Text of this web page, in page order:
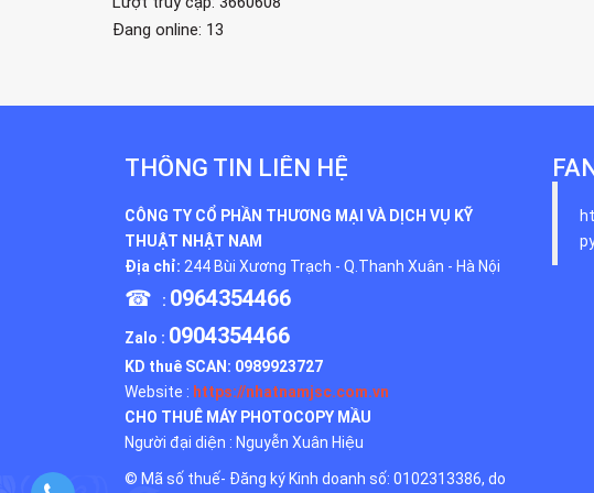
Đang online: 13
THÔNG TIN LIÊN HỆ
CÔNG TY CỔ PHẦN THƯƠNG MẠI VÀ DỊCH VỤ KỸ
THUẬT NHẬT NAM
Địa chỉ: 244 Bùi Xương Trạch - Q.Thanh Xuân - Hà Nội
☎ : 0964354466
Zalo : 0904354466
KD thuê SCAN: 0989923727
Website : https://nhatnamjsc.com.vn
CHO THUÊ MÁY PHOTOCOPY MẦU
Người đại diện : Nguyễn Xuân Hiệu
© Mã số thuế- Đăng ký Kinh doanh số: 0102313386, do